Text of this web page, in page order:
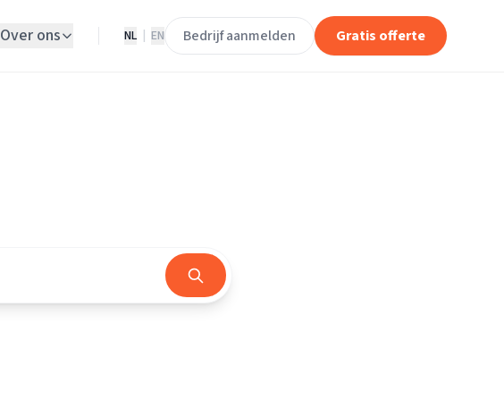
Over ons NL EN Bedrijf aanmelden Gratis offerte